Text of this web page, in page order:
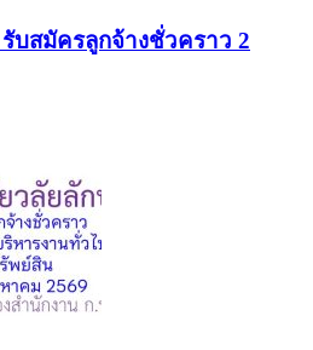
บสมัครลูกจ้างชั่วคราว 2